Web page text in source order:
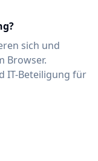
sich und
Browser.
IT-Beteiligung für